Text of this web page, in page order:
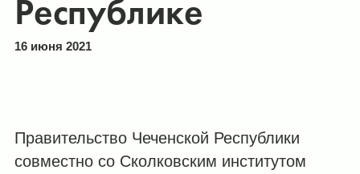
Республике
16 июня 2021
Правительство Чеченской Республики
совместно со Сколковским институтом